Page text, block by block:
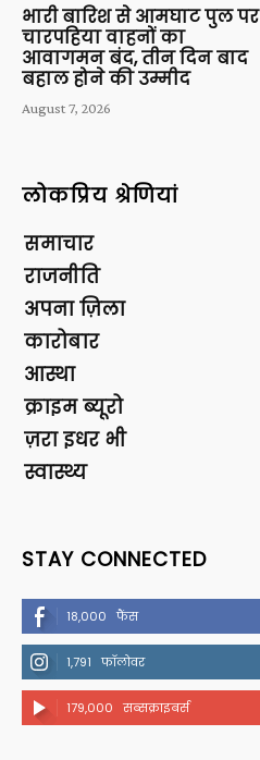
भारी बारिश से आमघाट पुल पर
चारपहिया वाहनों का
आवागमन बंद, तीन दिन बाद
बहाल होने की उम्मीद
August 7, 2026
लोकप्रिय श्रेणियां
समाचार
राजनीति
अपना ज़िला
कारोबार
आस्था
क्राइम ब्यूरो
ज़रा इधर भी
स्वास्थ्य
STAY CONNECTED
18,000 फैंस
1,791 फॉलोवर
179,000 सब्सक्राइबर्स